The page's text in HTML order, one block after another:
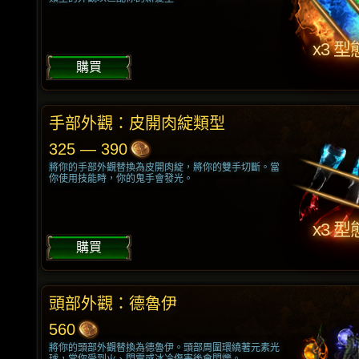
x3 型
購買
手部外觀：皮開肉綻類型
325 — 390
將你的手部外觀替換為皮開肉綻，將你的雙手切斷。當
你使用技能時，你的鬼手會發光。
x3 型
購買
頭部外觀：德魯伊
560
將你的頭部外觀替換為德魯伊。頭部周圍環繞著元素光